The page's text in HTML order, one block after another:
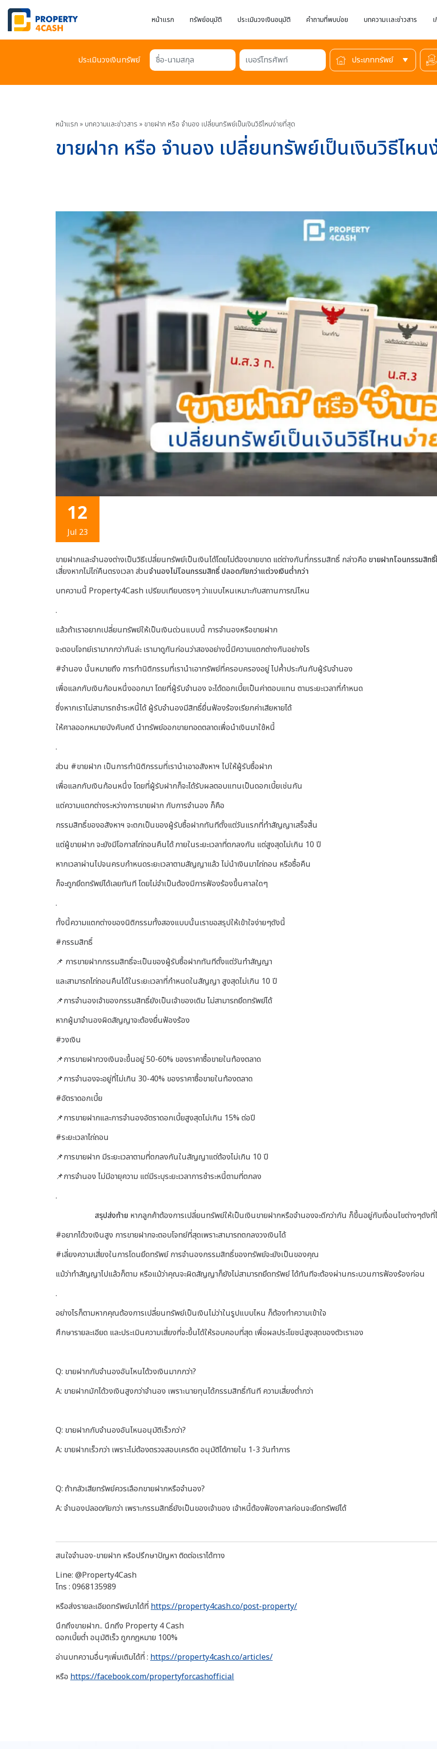
หน้าแรก ทรัพย์อนุมัติ ประเมินวงเงินอนุมัติ คำถามที่พบบ่อย บทความเเละข่าวสาร
ประเมินวงเงินทรัพย์ ชื่อ-นามสกุล เบอร์โทรศัพท์
หน้าแรก » บทความเเละข่าวสาร » ขายฝาก หรือ จำนอง เปลี่ยนทรัพย์เป็นเงินวิธีไหนง่ายที่สุด
ขายฝาก หรือ จำนอง เปลี่ยนทรัพย์เป็นเงินวิธีไหน
12
Jul 23
ขายฝากและจำนองต่างเป็นวิธีเปลี่ยนทรัพย์เป็นเงินได้โดยไม่ต้องขายขาด แต่ต่างกันที่กรรมสิทธิ์ กล่าวคือ ขายฝากโอนกรรมสิทธิ์
เสี่ยงหากไม่ไถ่คืนตรงเวลา ส่วนจำนองไม่โอนกรรมสิทธิ์ ปลอดภัยกว่าแต่วงเงินต่ำกว่า
บทความนี้ Property4Cash เปรียบเทียบตรงๆ ว่าแบบไหนเหมาะกับสถานการณ์ไหน
.
แล้วถ้าเราอยากเปลี่ยนทรัพย์ให้เป็นเงินด่วนแบบนี้ การจำนองหรือขายฝาก
จะตอบโจทย์เรามากกว่ากันล่ะ เรามาดูกันก่อนว่าสองอย่างนี้มีความแตกต่างกันอย่างไร
#จำนอง นั้นหมายถึง การทำนิติกรรมที่เรานำเอาทรัพย์ที่ครอบครองอยู่ ไปค้ำประกันกับผู้รับจำนอง
เพื่อแลกกับเงินก้อนหนึ่งออกมา โดยที่ผู้รับจำนอง จะได้ดอกเบี้ยเป็นค่าตอบแทน ตามระยะเวลาที่กำหนด
ซึ่งหากเราไม่สามารถชำระหนี้ได้ ผู้รับจำนองมีสิทธิ์ยื่นฟ้องร้องเรียกค่าเสียหายได้
ให้ศาลออกหมายบังคับคดี นำทรัพย์ออกขายทอดตลาดเพื่อนำเงินมาใช้หนี้
.
ส่วน #ขายฝาก เป็นการทำนิติกรรมที่เรานำเอาอสังหาฯ ไปให้ผู้รับซื้อฝาก
เพื่อแลกกับเงินก้อนหนึ่ง โดยที่ผู้รับฝากก็จะได้รับผลตอบแทนเป็นดอกเบี้ยเช่นกัน
แต่ความแตกต่างระหว่างการขายฝาก กับการจำนอง ก็คือ
กรรมสิทธิ์ของอสังหาฯ จะตกเป็นของผู้รับซื้อฝากทันทีตั้งแต่วันแรกที่ทำสัญญาเสร็จสิ้น
แต่ผู้ขายฝาก จะยังมีโอกาสไถ่ถอนคืนได้ ภายในระยะเวลาที่ตกลงกัน แต่สูงสุดไม่เกิน 10 ปี
หากเวลาผ่านไปจนครบกำหนดระยะเวลาตามสัญญาแล้ว ไม่นำเงินมาไถ่ถอน หรือซื้อคืน
ก็จะถูกยึดทรัพย์ได้เลยทันที โดยไม่จำเป็นต้องมีการฟ้องร้องขึ้นศาลใดๆ
.
ทั้งนี้ความแตกต่างของนิติกรรมทั้งสองแบบนั้นเราขอสรุปให้เข้าใจง่ายๆดังนี้
#กรรมสิทธิ์
📌 การขายฝากกรรมสิทธิ์จะเป็นของผู้รับซื้อฝากทันทีตั้งแต่วันทำสัญญา
และสามารถไถ่ถอนคืนได้ในระยะเวลาที่กำหนดในสัญญา สูงสุดไม่เกิน 10 ปี
📌การจำนองเจ้าของกรรมสิทธิ์ยังเป็นเจ้าของเดิม ไม่สามารถยึดทรัพย์ได้
หากผู้มาจำนองผิดสัญญาจะต้องยื่นฟ้องร้อง
#วงเงิน
📌การขายฝากวงเงินจะขึ้นอยู่ 50-60% ของราคาซื้อขายในท้องตลาด
📌การจำนองจะอยู่ที่ไม่เกิน 30-40% ของราคาซื้อขายในท้องตลาด
#อัตราดอกเบี้ย
📌การขายฝากและการจำนองอัตราดอกเบี้ยสูงสุดไม่เกิน 15% ต่อปี
#ระยะเวลาไถ่ถอน
📌การขายฝาก มีระยะเวลาตามที่ตกลงกันในสัญญาแต่ต้องไม่เกิน 10 ปี
📌การจำนอง ไม่มีอายุความ แต่มีระบุระยะเวลาการชำระหนี้ตามที่ตกลง
.
สรุปส่งท้าย หากลูกค้าต้องการเปลี่ยนทรัพย์ให้เป็นเงินขายฝากหรือจำนองจะดีกว่ากัน ก็ขึ้นอยู่กับเงื่อนไขต่างๆดังที่
#อยากได้วงเงินสูง การขายฝากจะตอบโจทย์ที่สุดเพราะสามารถตกลงวงเงินได้
#เลี่ยงความเสี่ยงในการโดนยึดทรัพย์ การจำนองกรรมสิทธิ์ของทรัพย์จะยังเป็นของคุณ
แม้ว่าทำสัญญาไปแล้วก็ตาม หรือแม้ว่าคุณจะผิดสัญญาก็ยังไม่สามารถยึดทรัพย์ ได้ทันทีจะต้องผ่านกระบวนการฟ้องร้องก่อน
.
อย่างไรก็ตามหากคุณต้องการเปลี่ยนทรัพย์เป็นเงินไม่ว่าในรูปแบบไหน ก็ต้องทำความเข้าใจ
ศึกษารายละเอียด และประเมินความเสี่ยงที่จะขึ้นได้ให้รอบคอบที่สุด เพื่อผลประโยชน์สูงสุดของตัวเราเอง
Q: ขายฝากกับจำนองอันไหนได้วงเงินมากกว่า?
A: ขายฝากมักได้วงเงินสูงกว่าจำนอง เพราะนายทุนได้กรรมสิทธิ์ทันที ความเสี่ยงต่ำกว่า
Q: ขายฝากกับจำนองอันไหนอนุมัติเร็วกว่า?
A: ขายฝากเร็วกว่า เพราะไม่ต้องตรวจสอบเครดิต อนุมัติได้ภายใน 1-3 วันทำการ
Q: ถ้ากลัวเสียทรัพย์ควรเลือกขายฝากหรือจำนอง?
A: จำนองปลอดภัยกว่า เพราะกรรมสิทธิ์ยังเป็นของเจ้าของ เจ้าหนี้ต้องฟ้องศาลก่อนจะยึดทรัพย์ได้
สนใจจำนอง-ขายฝาก หรือปรึกษาปัญหา ติดต่อเราได้ทาง
Line: @Property4Cash
โทร : 0968135989
หรือส่งรายละเอียดทรัพย์มาได้ที่https://property4cash.co/post-property/
นึกถึงขายฝาก.. นึกถึง Property 4 Cash
ดอกเบี้ยต่ำ อนุมัติเร็ว ถูกกฎหมาย 100%
อ่านบทความอื่นๆเพิ่มเติมได้ที่ : https://property4cash.co/articles/
หรือ https://facebook.com/propertyforcashofficial